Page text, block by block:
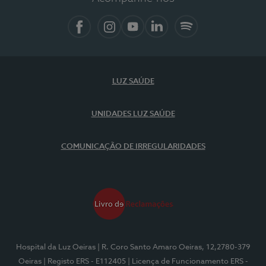
LUZ SAÚDE
UNIDADES LUZ SAÚDE
COMUNICAÇÃO DE IRREGULARIDADES
Hospital da Luz Oeiras
| R. Coro Santo Amaro Oeiras, 12,2780-379
Oeiras
| Registo ERS - E112405
| Licença de Funcionamento ERS -